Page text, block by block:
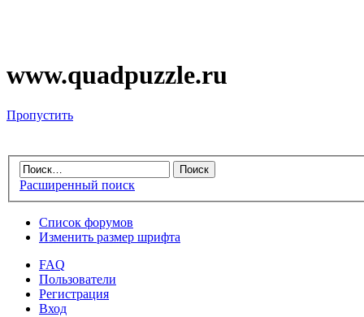
www.quadpuzzle.ru
Пропустить
Расширенный поиск
Список форумов
Изменить размер шрифта
FAQ
Пользователи
Регистрация
Вход